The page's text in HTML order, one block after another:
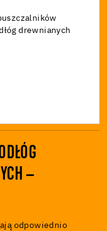
drewnianych
–
odpowiednio